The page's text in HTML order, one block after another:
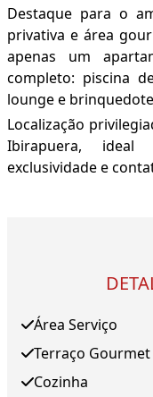
Destaque para o
privativa e área
apenas um
completo: piscina
lounge e
Localização
Ibirapuera,
exclusividade e
Área Serviço
Terraço Gourmet
Cozinha